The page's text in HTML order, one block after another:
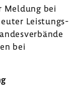
Meldung bei
Leis­tungs­
bei